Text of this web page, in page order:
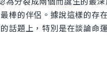
棒的伴侶。據說這樣的存
話題上，特別是在談論命